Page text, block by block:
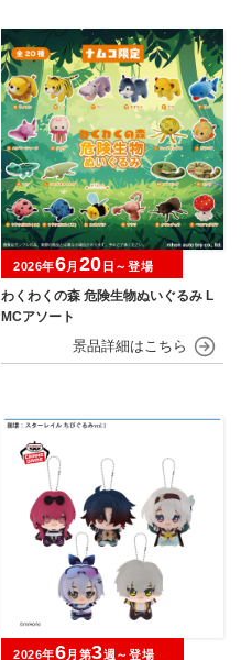
わくわくの森 危険生物ぬいぐるみ L
MCアソート
2026年6月 20 日～登場
2026年6月第3週～登場